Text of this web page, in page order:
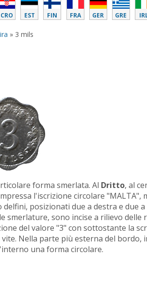
CRO EST FIN FRA GER GRE
» 3 mils
forma smerlata. Al Dritto, al
l'iscrizione circolare
posizionati due a destra e due
smerlature, sono incise a rilievo
del valore "3" con sottostante la
Nella parte più esterna del bordo,
una forma circolare.